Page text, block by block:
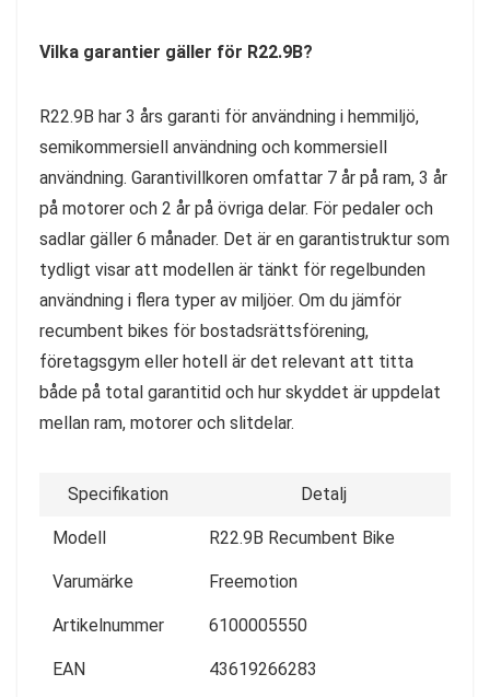
Vilka garantier gäller för R22.9B?
R22.9B har 3 års garanti för användning i hemmiljö,
semikommersiell användning och kommersiell
användning. Garantivillkoren omfattar 7 år på ram, 3 år
på motorer och 2 år på övriga delar. För pedaler och
sadlar gäller 6 månader. Det är en garantistruktur som
tydligt visar att modellen är tänkt för regelbunden
användning i flera typer av miljöer. Om du jämför
recumbent bikes för bostadsrättsförening,
företagsgym eller hotell är det relevant att titta
både på total garantitid och hur skyddet är uppdelat
mellan ram, motorer och slitdelar.
Specifikation Detalj
Modell R22.9B Recumbent Bike
Varumärke Freemotion
Artikelnummer 6100005550
EAN 43619266283